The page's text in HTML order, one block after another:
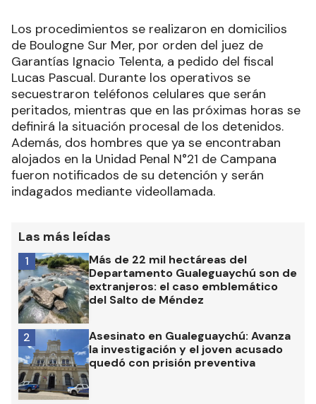
Los procedimientos se realizaron en domicilios
de Boulogne Sur Mer, por orden del juez de
Garantías Ignacio Telenta, a pedido del fiscal
Lucas Pascual. Durante los operativos se
secuestraron teléfonos celulares que serán
peritados, mientras que en las próximas horas se
definirá la situación procesal de los detenidos.
Además, dos hombres que ya se encontraban
alojados en la Unidad Penal N°21 de Campana
fueron notificados de su detención y serán
indagados mediante videollamada.
Las más leídas
Más de 22 mil hectáreas del
Departamento Gualeguaychú son de
extranjeros: el caso emblemático
del Salto de Méndez
1
Asesinato en Gualeguaychú: Avanza
la investigación y el joven acusado
quedó con prisión preventiva
2